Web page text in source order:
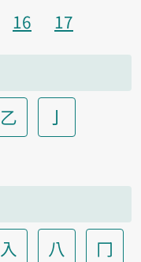
16 17
乙 亅
入 八
冂